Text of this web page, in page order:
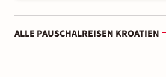
ALLE PAUSCHALREISEN KROATIEN